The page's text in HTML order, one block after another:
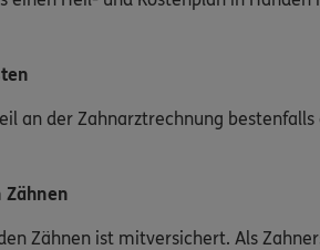
an der Zahnarztrechnung bestenfalls
Zähnen
Zähnen ist mitversichert. Als